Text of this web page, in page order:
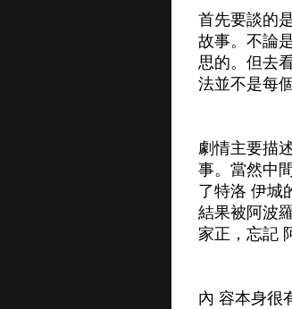
首先要談的
故事。不論
思的。但去
法並不是每
劇情主要描
事。當然中
了特洛 伊城
結果被阿波
家正，忘記
內 容本身很